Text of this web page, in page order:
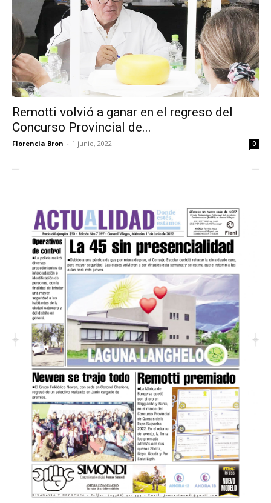
Remotti volvió a ganar en el regreso del
Concurso Provincial de...
Florencia Bron - 1 junio, 2022 0